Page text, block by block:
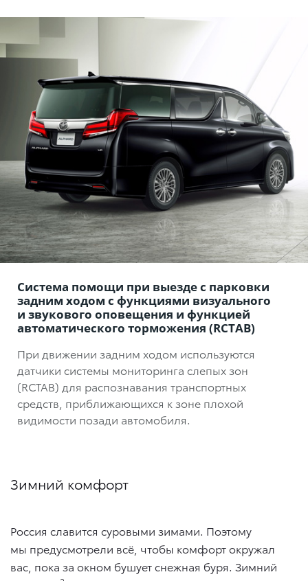
Система помощи при выезде с парковки
задним ходом с функциями визуального
и звукового оповещения и функцией
автоматического торможения (RCTAB)
При движении задним ходом используются
датчики системы мониторинга слепых зон
(RCTAB) для распознавания транспортных
средств, приближающихся к зоне плохой
видимости позади автомобиля.
Зимний комфорт
Россия славится суровыми зимами. Поэтому
мы предусмотрели всё, чтобы комфорт окружал
вас, пока за окном бушует снежная буря. Зимний